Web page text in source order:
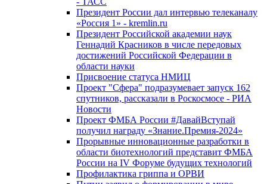
Президент России дал интервью телеканалу
«Россия 1» - kremlin.ru
Президент Российской академии наук
Геннадий Красников в числе передовых
достижений Российской Федерации в
области науки
Присвоение статуса НМИЦ
Проект "Сфера" подразумевает запуск 162
спутников, рассказали в Роскосмосе - РИА
Новости
Проект ФМБА России #ДавайВступай
получил награду «Знание.Премия-2024»
Прорывные инновационные разработки в
области биотехнологий представит ФМБА
России на IV Форуме будущих технологий
Профилактика гриппа и ОРВИ